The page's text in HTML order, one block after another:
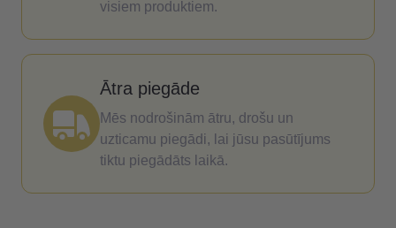
visiem produktiem.
Ātra piegāde
Mēs nodrošinām ātru, drošu un
uzticamu piegādi, lai jūsu pasūtījums
tiktu piegādāts laikā.